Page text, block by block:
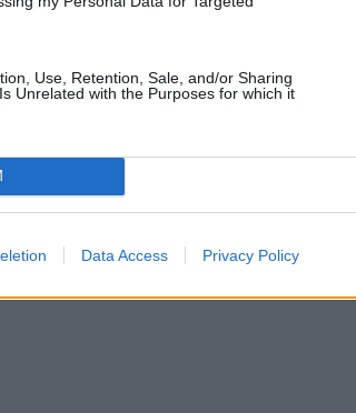
Use, Retention, Sale, and/or Sharing
Unrelated with the Purposes for which it
Data Access Privacy Policy